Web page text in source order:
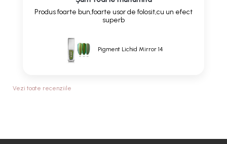
Produs foarte bun,foarte usor de folosit,cu un efect
superb
Pigment Lichid Mirror 14
Vezi toate recenziile